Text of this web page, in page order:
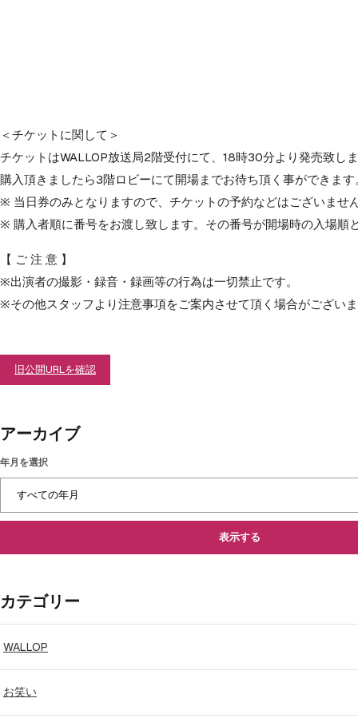
＜チケットに関して＞
チケットはWALLOP放送局2階受付にて、18時30分より発売致し
購入頂きましたら3階ロビーにて開場までお待ち頂く事ができます
※ 当日券のみとなりますので、チケットの予約などはございませ
※ 購入者順に番号をお渡し致します。その番号が開場時の入場順
【 ご 注 意 】
※出演者の撮影・録音・録画等の行為は一切禁止です。
※その他スタッフより注意事項をご案内させて頂く場合がござい
旧公開URLを確認
アーカイブ
年月を選択
表示する
カテゴリー
WALLOP
お笑い